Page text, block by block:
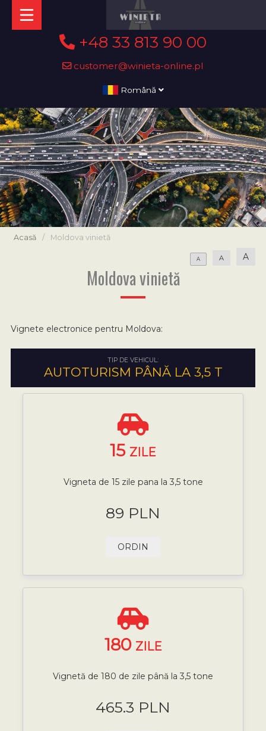
+48 33 813 90 00
customer@winieta-online.pl
Română
Acasă / Moldova vinietă
A A A
Moldova vinietă
Vignete electronice pentru Moldova:
TIP DE VEHICUL:
AUTOTURISM PÂNĂ LA 3,5 T
15 ZILE
Vigneta de 15 zile pana la 3,5 tone
89 PLN
ORDIN
180 ZILE
Vignetă de 180 de zile până la 3,5 tone
465.3 PLN